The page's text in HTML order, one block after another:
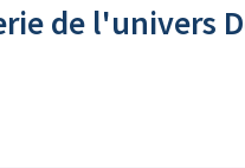
de l'univers